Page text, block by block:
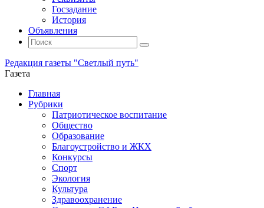
Госзадание
История
Объявления
Поиск
Искать:
Поиск
Редакция газеты "Светлый путь"
Газета
Промотать
содержимому
Главная
Рубрики
Патриотическое воспитание
Общество
Образование
Благоустройство и ЖКХ
Конкурсы
Спорт
Экология
Культура
Здравоохранение